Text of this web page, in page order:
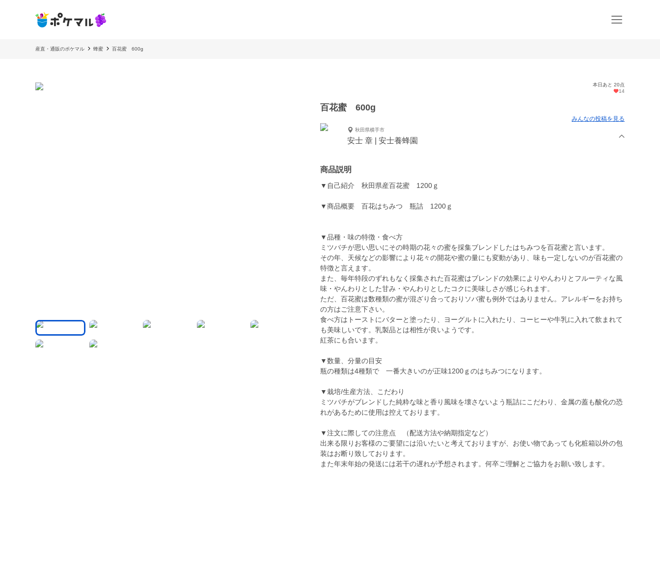
産直・通販のポケマル 蜂蜜 百花蜜 600g
本日あと 20点
14
百花蜜 600g
みんなの投稿を見る
秋田県横手市
安士 章 | 安士養蜂園
商品説明
▼自己紹介 秋田県産百花蜜 1200ｇ
▼商品概要 百花はちみつ 瓶詰 1200ｇ
▼品種・味の特徴・食べ方
ミツバチが思い思いにその時期の花々の蜜を採集ブレンドしたはちみつを百花蜜と言います。
その年、天候などの影響により花々の開花や蜜の量にも変動があり、味も一定しないのが百花蜜の
特徴と言えます。
また、毎年特段のずれもなく採集された百花蜜はブレンドの効果によりやんわりとフルーティな風
味・やんわりとした甘み・やんわりとしたコクに美味しさが感じられます。
ただ、百花蜜は数種類の蜜が混ざり合っておりソバ蜜も例外ではありません。アレルギーをお持ち
の方はご注意下さい。
食べ方はトーストにバターと塗ったり、ヨーグルトに入れたり、コーヒーや牛乳に入れて飲まれて
も美味しいです。乳製品とは相性が良いようです。
紅茶にも合います。
▼数量、分量の目安
瓶の種類は4種類で 一番大きいのが正味1200ｇのはちみつになります。
▼栽培/生産方法、こだわり
ミツバチがブレンドした純粋な味と香り風味を壊さないよう瓶詰にこだわり、金属の蓋も酸化の恐
れがあるために使用は控えております。
▼注文に際しての注意点 （配送方法や納期指定など）
出来る限りお客様のご要望には沿いたいと考えておりますが、お使い物であっても化粧箱以外の包
装はお断り致しております。
また年末年始の発送には若干の遅れが予想されます。何卒ご理解とご協力をお願い致します。